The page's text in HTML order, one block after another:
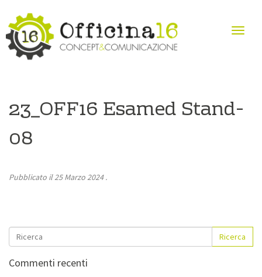
23_OFF16 Esamed Stand-
08
Pubblicato il25 Marzo 2024.
Ricerca
Commenti recenti